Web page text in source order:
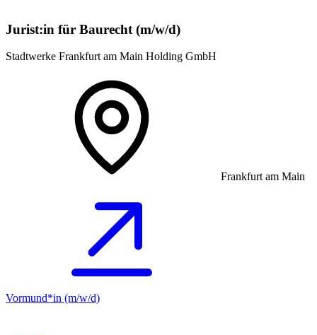
Jurist:in für Baurecht (m/w/d)
Stadtwerke Frankfurt am Main Holding GmbH
Frankfurt am Main
Vormund*in (m/w/d)